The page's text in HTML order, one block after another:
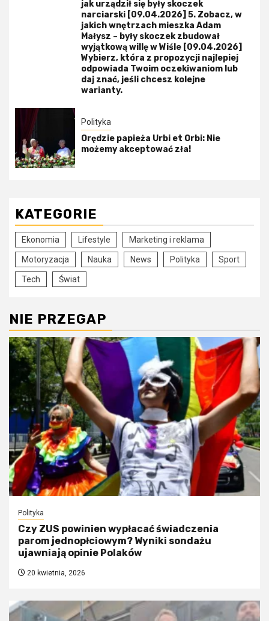
jak urządził się były skoczek
narciarski [09.04.2026] 5. Zobacz, w
jakich wnętrzach mieszka Adam
Małysz – były skoczek zbudował
wyjątkową willę w Wiśle [09.04.2026]
Wybierz, która z propozycji najlepiej
odpowiada Twoim oczekiwaniom lub
daj znać, jeśli chcesz kolejne
warianty.
Polityka
Orędzie papieża Urbi et Orbi: Nie
możemy akceptować zła!
KATEGORIE
Ekonomia Lifestyle Marketing i reklama
Motoryzacja Nauka News Polityka Sport
Tech Świat
NIE PRZEGAP
Polityka
Czy ZUS powinien wypłacać świadczenia
parom jednopłciowym? Wyniki sondażu
ujawniają opinie Polaków
20 kwietnia, 2026